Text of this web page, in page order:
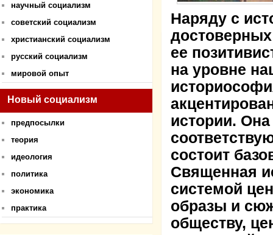
научный социализм
советский социализм
христианский социализм
русский социализм
мировой опыт
Новый социализм
предпосылки
теория
идеология
политика
экономика
практика
Наряду с
ее
на уровне
истории.
состоит
Священная
системой
образы и
обществу,